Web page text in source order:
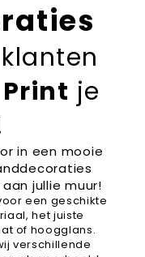
Print je
in een mooie
jullie muur!
een geschikte
het juiste
of hoogglans.
verschillende